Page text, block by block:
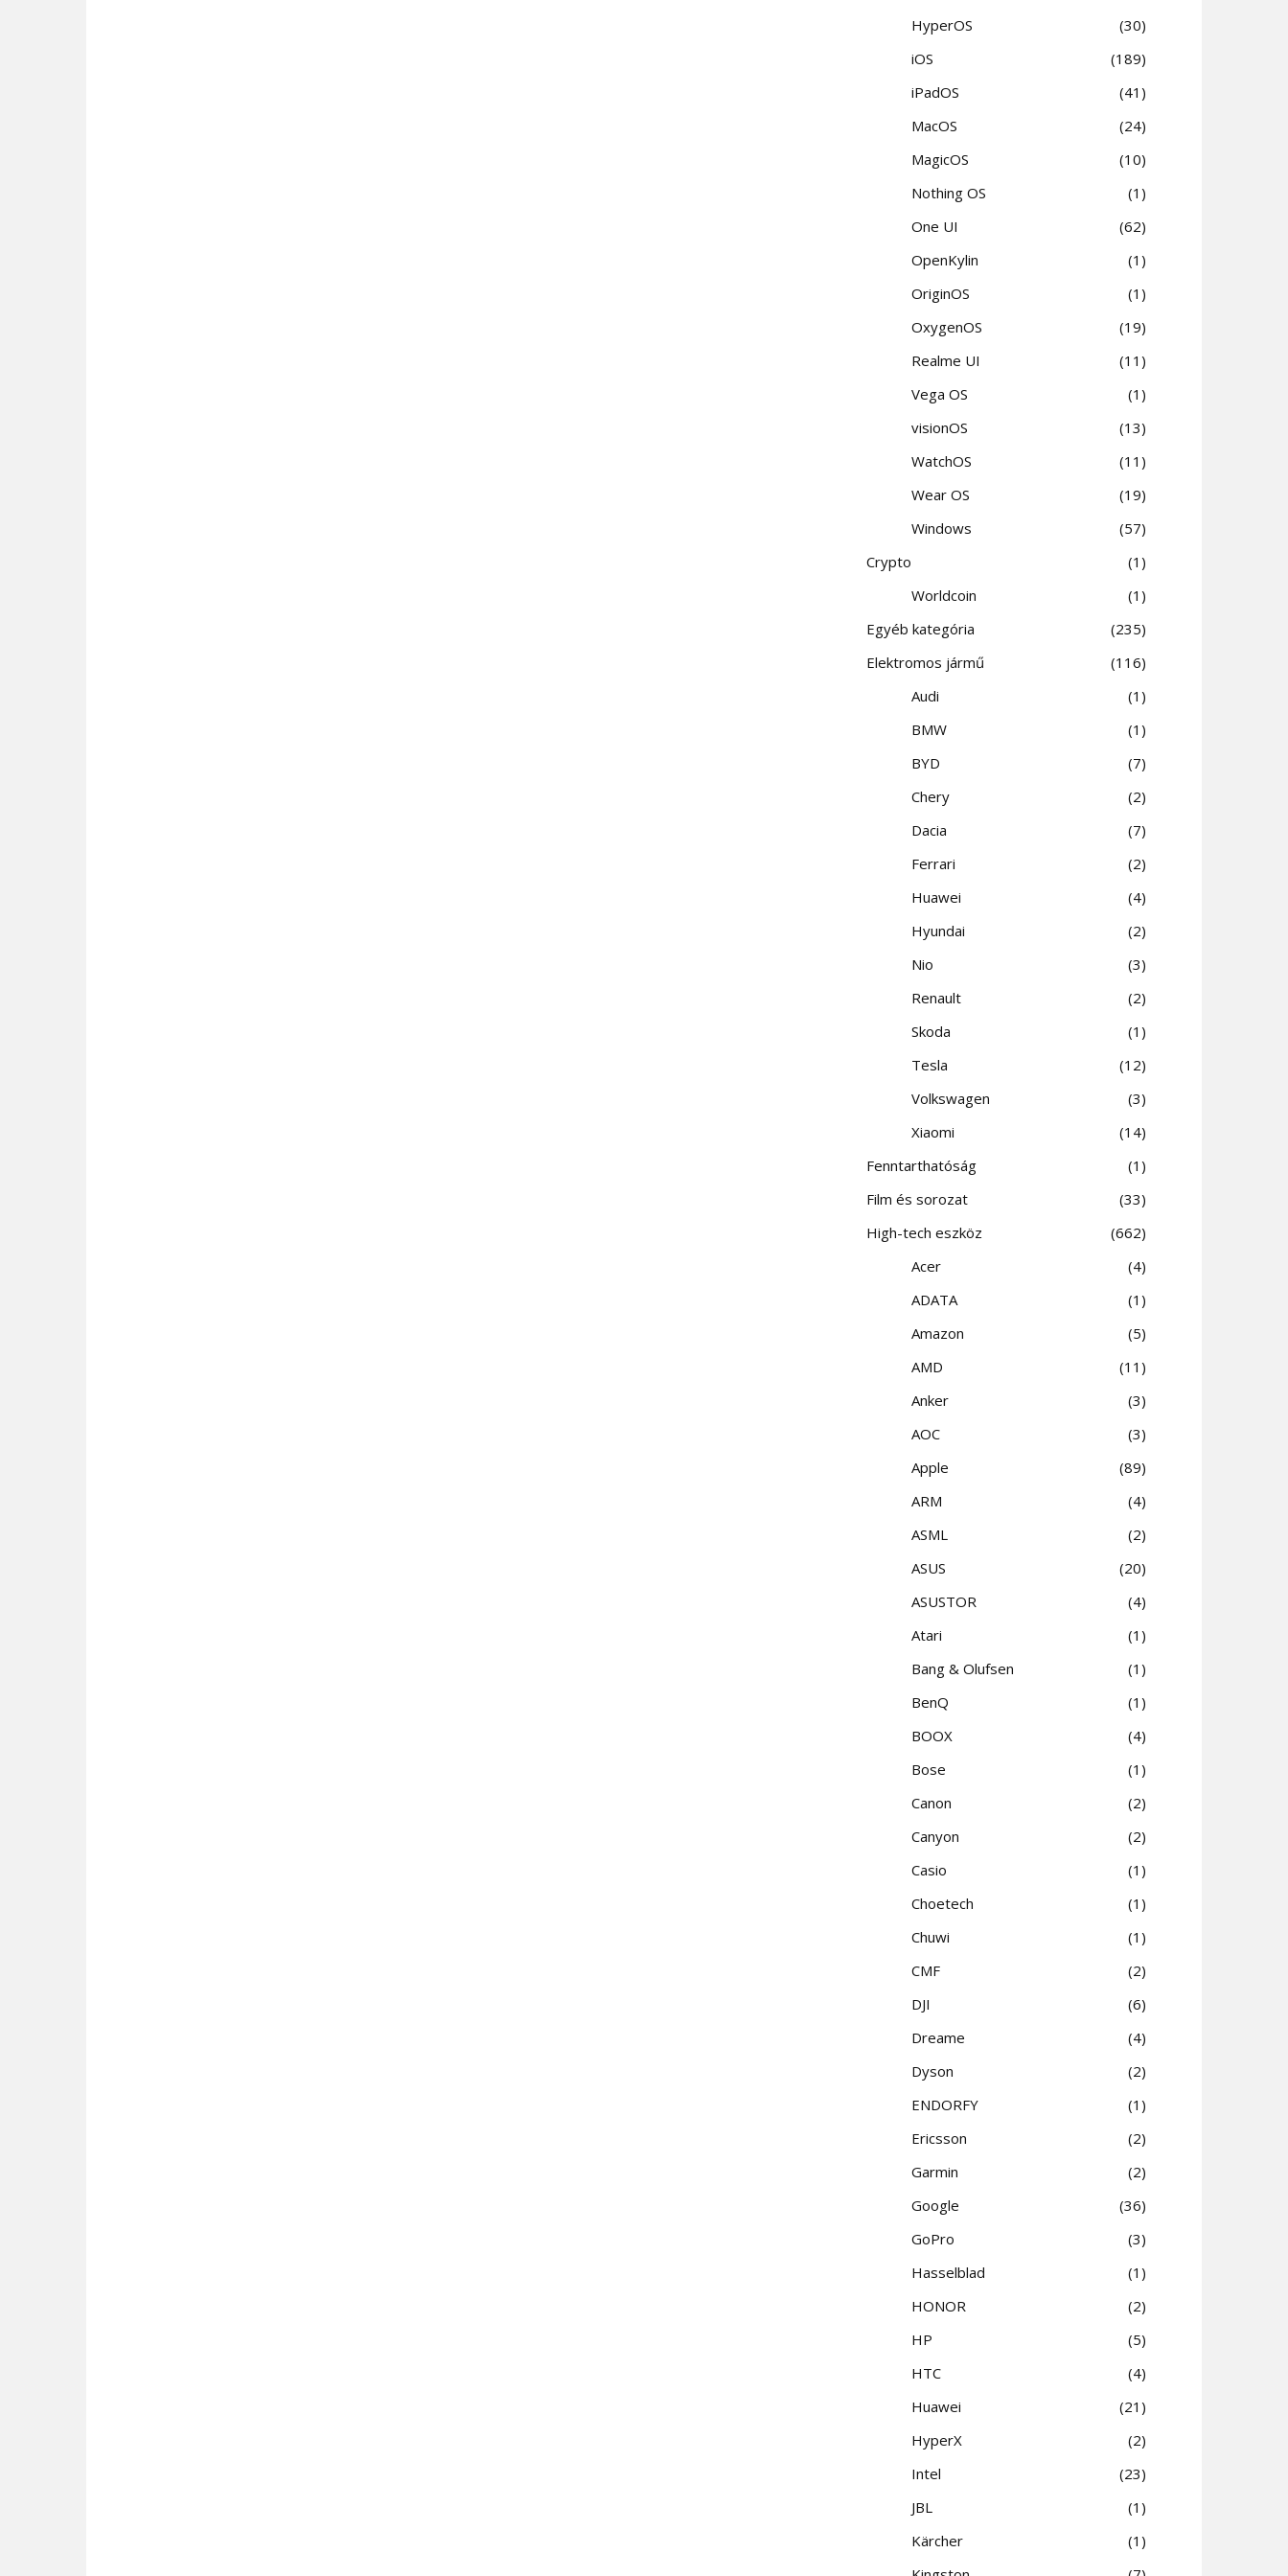
HyperOS
30
iOS
189
iPadOS
41
MacOS
24
MagicOS
10
Nothing OS
1
One UI
62
OpenKylin
1
OriginOS
1
OxygenOS
19
Realme UI
11
Vega OS
1
visionOS
13
WatchOS
11
Wear OS
19
Windows
57
Crypto
1
Worldcoin
1
Egyéb kategória
235
Elektromos jármű
116
Audi
1
BMW
1
BYD
7
Chery
2
Dacia
7
Ferrari
2
Huawei
4
Hyundai
2
Nio
3
Renault
2
Skoda
1
Tesla
12
Volkswagen
3
Xiaomi
14
Fenntarthatóság
1
Film és sorozat
33
High-tech eszköz
662
Acer
4
ADATA
1
Amazon
5
AMD
11
Anker
3
AOC
3
Apple
89
ARM
4
ASML
2
ASUS
20
ASUSTOR
4
Atari
1
Bang & Olufsen
1
BenQ
1
BOOX
4
Bose
1
Canon
2
Canyon
2
Casio
1
Choetech
1
Chuwi
1
CMF
2
DJI
6
Dreame
4
Dyson
2
ENDORFY
1
Ericsson
2
Garmin
2
Google
36
GoPro
3
Hasselblad
1
HONOR
2
HP
5
HTC
4
Huawei
21
HyperX
2
Intel
23
JBL
1
Kärcher
1